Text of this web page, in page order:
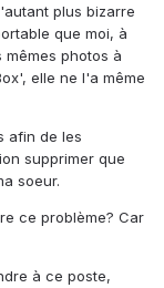
plus bizarre
que moi, à
photos à
elle ne l'a même
afin de les
supprimer que
soeur.
ce problème? Car
à ce poste,